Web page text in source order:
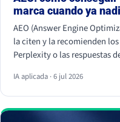
marca cuando ya
AEO (Answer Engine
la citen y la recomienden
Perplexity o las respuestas
información citable, ganarte
experiencia real. Empieza
nombrar y a quién ignorar.
IA aplicada · 6 jul 2026